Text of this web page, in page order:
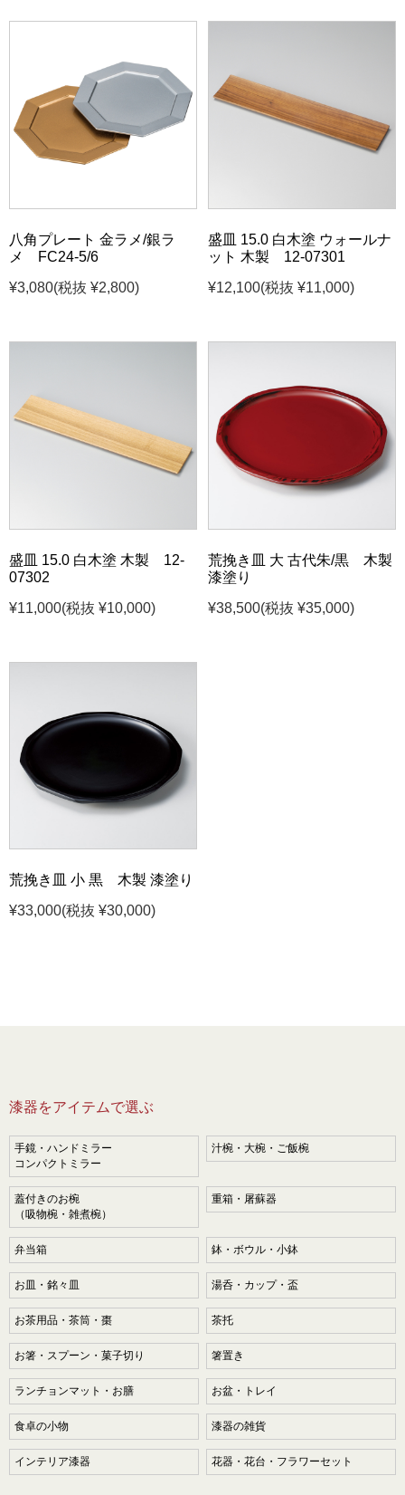
八角プレート 金ラメ/銀ラ
メ FC24-5/6
¥3,080(税抜 ¥2,800)
盛皿 15.0 白木塗 ウォールナ
ット 木製 12-07301
¥12,100(税抜 ¥11,000)
盛皿 15.0 白木塗 木製 12-
07302
¥11,000(税抜 ¥10,000)
荒挽き皿 大 古代朱/黒 木製
漆塗り
¥38,500(税抜 ¥35,000)
荒挽き皿 小 黒 木製 漆塗り
¥33,000(税抜 ¥30,000)
漆器をアイテムで選ぶ
手鏡・ハンドミラー
コンパクトミラー
汁椀・大椀・ご飯椀
蓋付きのお椀
（吸物椀・雑煮椀）
重箱・屠蘇器
弁当箱 鉢・ボウル・小鉢
お皿・銘々皿 湯呑・カップ・盃
お茶用品・茶筒・棗 茶托
お箸・スプーン・菓子切り 箸置き
ランチョンマット・お膳 お盆・トレイ
食卓の小物 漆器の雑貨
インテリア漆器 花器・花台・フラワーセット